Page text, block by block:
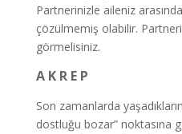
Partnerinizle aileniz
çözülmemiş olabilir.
görmelisiniz.
A K R E P
Son zamanlarda
dostluğu bozar” noktasına